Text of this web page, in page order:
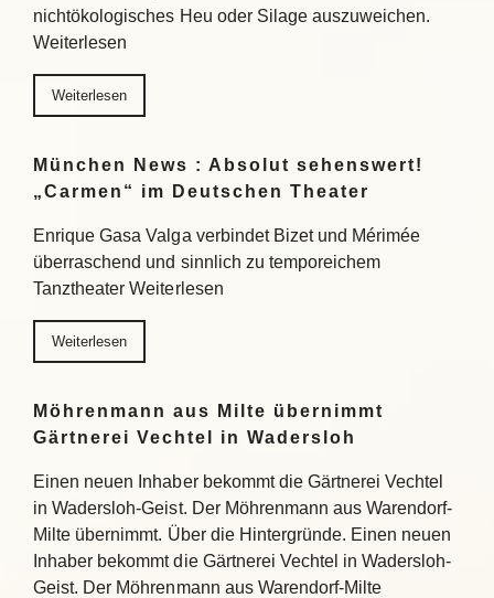
nichtökologisches Heu oder Silage auszuweichen.
Weiterlesen
Weiterlesen
München News : Absolut sehenswert!
„Carmen“ im Deutschen Theater
Enrique Gasa Valga verbindet Bizet und Mérimée
überraschend und sinnlich zu temporeichem
Tanztheater Weiterlesen
Weiterlesen
Möhrenmann aus Milte übernimmt
Gärtnerei Vechtel in Wadersloh
Einen neuen Inhaber bekommt die Gärtnerei Vechtel
in Wadersloh-Geist. Der Möhrenmann aus Warendorf-
Milte übernimmt. Über die Hintergründe. Einen neuen
Inhaber bekommt die Gärtnerei Vechtel in Wadersloh-
Geist. Der Möhrenmann aus Warendorf-Milte